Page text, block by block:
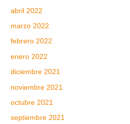
abril 2022
marzo 2022
febrero 2022
enero 2022
diciembre 2021
noviembre 2021
octubre 2021
septiembre 2021